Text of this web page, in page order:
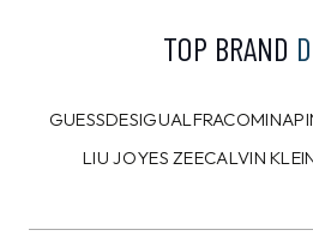
TOP BRAND
GUESSDESIGUAL FRACOMINA
LIU JOYES ZEECALVIN